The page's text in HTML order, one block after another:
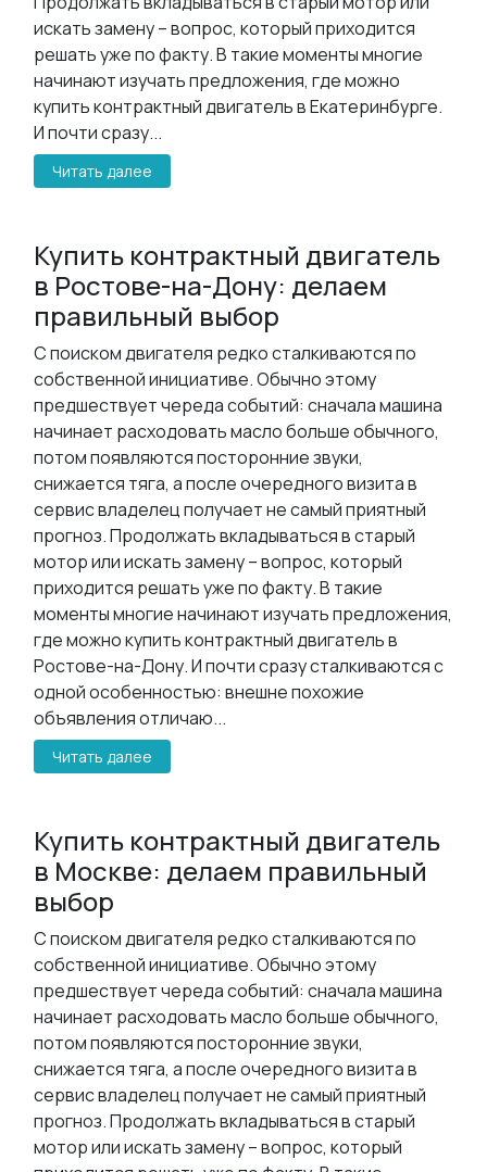
искать замену – вопрос, который приходится
решать уже по факту. В такие моменты многие
начинают изучать предложения, где можно
купить контрактный двигатель в Екатеринбурге.
И почти сразу...
Читать далее
Купить контрактный двигатель
в Ростове-на-Дону: делаем
правильный выбор
С поиском двигателя редко сталкиваются по
собственной инициативе. Обычно этому
предшествует череда событий: сначала машина
начинает расходовать масло больше обычного,
потом появляются посторонние звуки,
снижается тяга, а после очередного визита в
сервис владелец получает не самый приятный
прогноз. Продолжать вкладываться в старый
мотор или искать замену – вопрос, который
приходится решать уже по факту. В такие
моменты многие начинают изучать предложения,
где можно купить контрактный двигатель в
Ростове-на-Дону. И почти сразу сталкиваются с
одной особенностью: внешне похожие
объявления отличаю...
Читать далее
Купить контрактный двигатель
в Москве: делаем правильный
выбор
С поиском двигателя редко сталкиваются по
собственной инициативе. Обычно этому
предшествует череда событий: сначала машина
начинает расходовать масло больше обычного,
потом появляются посторонние звуки,
снижается тяга, а после очередного визита в
сервис владелец получает не самый приятный
прогноз. Продолжать вкладываться в старый
мотор или искать замену – вопрос, который